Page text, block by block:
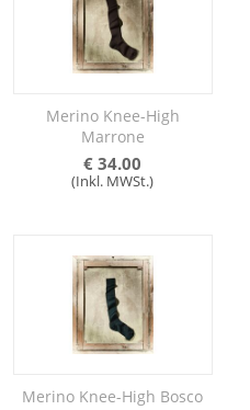
Merino Knee-High
Marrone
€ 34.00
(Inkl. MWSt.)
Merino Knee-High Bosco